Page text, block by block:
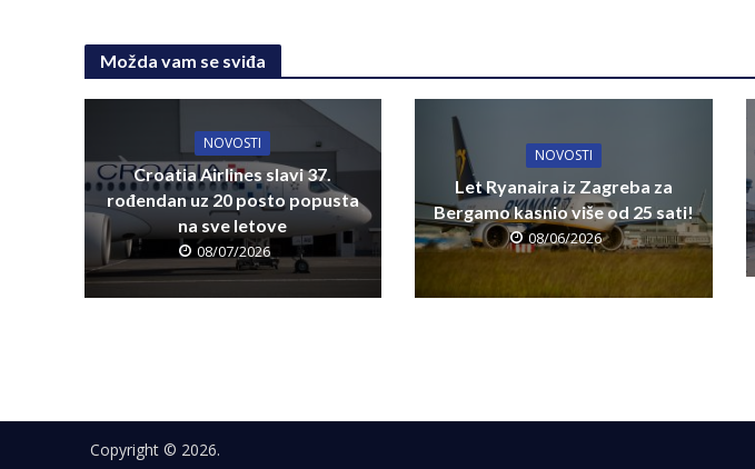
Možda vam se sviđa
NOVOSTI
Croatia Airlines slavi 37.
rođendan uz 20 posto popusta
na sve letove
08/07/2026
NOVOSTI
Let Ryanaira iz Zagreba za
Bergamo kasnio više od 25 sati!
08/06/2026
Copyright © 2026.